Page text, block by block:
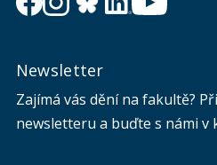
Newsletter
Zajímá vás dění na fakultě?
newsletteru a buďte s námi v